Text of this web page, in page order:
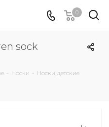
0
sock
- Носки - Носки детские